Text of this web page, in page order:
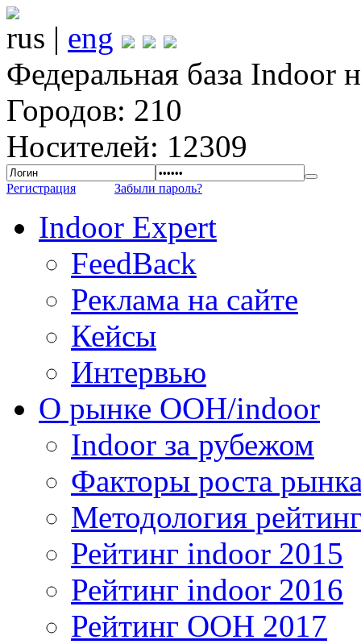
rus | eng
Федеральная база Indoor
Городов: 210
Носителей: 12309
Регистрация Забыли пароль?
Indoor Expert
FeedBack
Реклама на сайте
Кейсы
Интервью
О рынке OOH/indoor
Indoor за рубежом
Факторы роста
Методология
Рейтинг indoor 2015
Рейтинг indoor 2016
Рейтинг OOH 2017